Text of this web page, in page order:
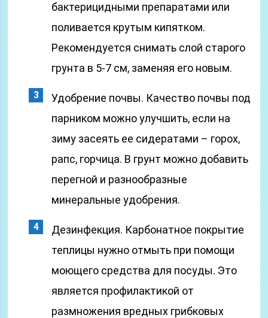
бактерицидными препаратами или
поливается крутым кипятком.
Рекомендуется снимать слой старого
грунта в 5-7 см, заменяя его новым.
Удобрение почвы. Качество почвы под
парником можно улучшить, если на
зиму засеять ее сидератами – горох,
рапс, горчица. В грунт можно добавить
перегной и разнообразные
минеральные удобрения.
Дезинфекция. Карбонатное покрытие
теплицы нужно отмыть при помощи
моющего средства для посуды. Это
является профилактикой от
размножения вредных грибковых